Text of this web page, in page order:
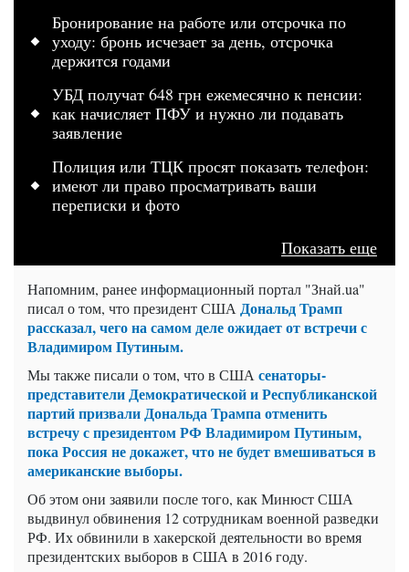
Бронирование на работе или отсрочка по
уходу: бронь исчезает за день, отсрочка
держится годами
УБД получат 648 грн ежемесячно к пенсии:
как начисляет ПФУ и нужно ли подавать
заявление
Полиция или ТЦК просят показать телефон:
имеют ли право просматривать ваши
переписки и фото
Показать еще
Напомним, ранее информационный портал "Знай.ua"
писал о том, что президент США Дональд Трамп
рассказал, чего на самом деле ожидает от встречи с
Владимиром Путиным.
Мы также писали о том, что в США сенаторы-
представители Демократической и Республиканской
партий призвали Дональда Трампа отменить
встречу с президентом РФ Владимиром Путиным,
пока Россия не докажет, что не будет вмешиваться в
американские выборы.
Об этом они заявили после того, как Минюст США
выдвинул обвинения 12 сотрудникам военной разведки
РФ. Их обвинили в хакерской деятельности во время
президентских выборов в США в 2016 году.